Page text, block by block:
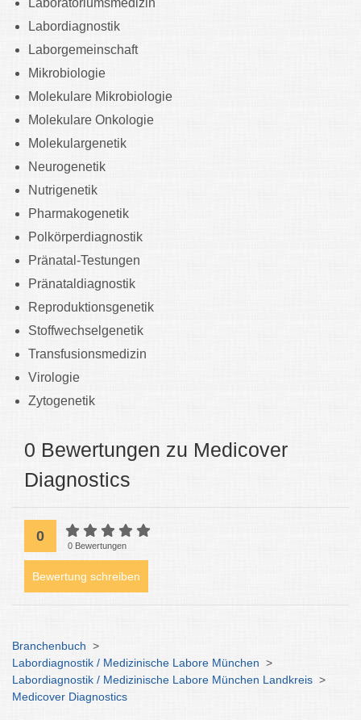
Labordiagnostik
Laborgemeinschaft
Mikrobiologie
Molekulare Mikrobiologie
Molekulare Onkologie
Molekulargenetik
Neurogenetik
Nutrigenetik
Pharmakogenetik
Polkörperdiagnostik
Pränatal-Testungen
Pränataldiagnostik
Reproduktionsgenetik
Stoffwechselgenetik
Transfusionsmedizin
Virologie
Zytogenetik
0 Bewertungen zu Medicover
Diagnostics
0
0 Bewertungen
Bewertung schreiben
Branchenbuch >
Labordiagnostik / Medizinische Labore München >
Labordiagnostik / Medizinische Labore München Landkreis >
Medicover Diagnostics